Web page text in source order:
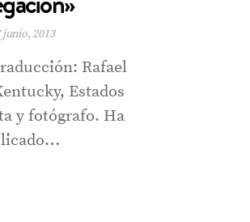
2013
Rafael
Estados
y fotógrafo. Ha